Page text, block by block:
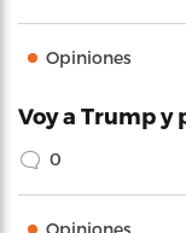
Opiniones
Voy a Trump y
0
Opiniones